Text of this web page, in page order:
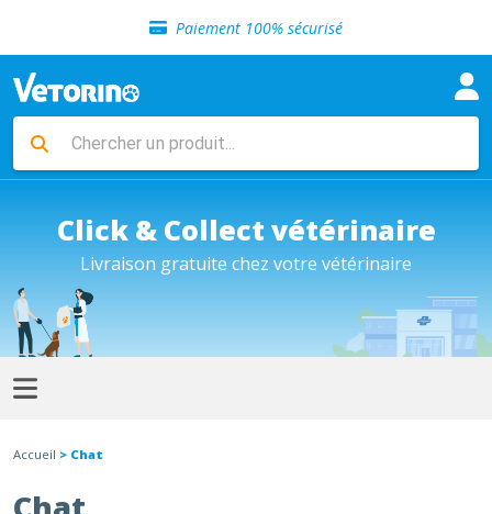
Paiement 100% sécurisé
Livraison gratuite en clinique vétérinaire
Sélection de croquettes vétérinaire
Livraison gratuite en clinique vétérinaire
Retour gratuit en clinique
Click & Collect vétérinaire
Livraison gratuite chez votre vétérinaire
Accueil > Chat